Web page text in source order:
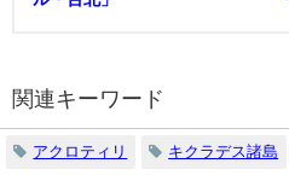
関連キーワード
アクロティリ キクラデス諸島